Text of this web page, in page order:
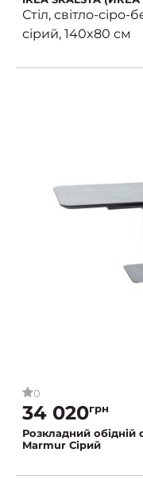
Стіл, світло-
сірий, 140x80 см
0
34 020грн
Розкладний обідній
Marmur Сірий